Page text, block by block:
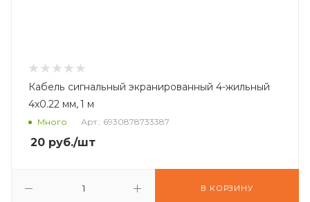
Кабель сигнальный экранированный 4-жильный
4x0.22 мм, 1 м
Много Арт.: 6930878733387
20 руб./шт
В КОРЗИНУ